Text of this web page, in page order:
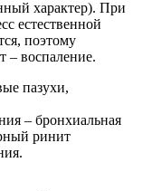
характер). При
естественной
поэтому
– воспаление.
пазухи,
– бронхиальная
ринит